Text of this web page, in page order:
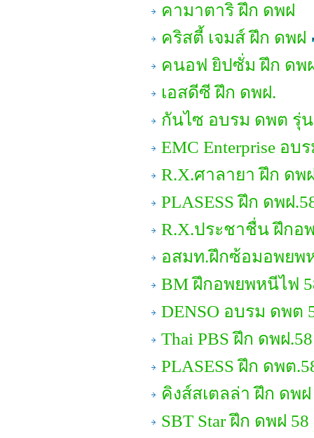
คามาตาริ ฝึก ดพฝ
คริสตี้ เจมส์ ฝึก ดพฝ
คนอฟ ยิปซั่ม ฝึก ดพ
เอสดีซี ฝึก ดพฝ.
กันไซ อบรม ดพต รุ่
EMC Enterprise อบ
R.X.ศาลายา ฝึก ดพ
PLASESS ฝึก ดพฝ
R.X.ประชาชื่น ฝึกอ
อสมท.ฝึกซ้อมอพยพ
BM ฝึกอพยพหนีไฟ
DENSO อบรม ดพต
Thai PBS ฝึก ดพฝ.58
PLASESS ฝึก ดพต
คิงส์สเตลล่า ฝึก ดพฝ
SBT Star ฝึก ดพฝ 58